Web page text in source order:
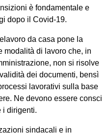
è fondamentale e
dopo il Covid-19.
da casa pone la
modalità di lavoro che, in
non si risolve
dei documenti, bensì
lavorativi sulla base
Ne devono essere consci
i dirigenti.
sindacali e in